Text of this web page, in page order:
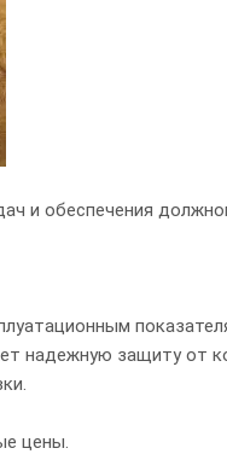
и обеспечения
надежную защиту от
цены.